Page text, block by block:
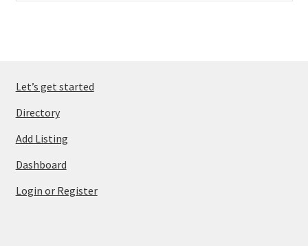
Let’s get started
Directory
Add Listing
Dashboard
Login or Register